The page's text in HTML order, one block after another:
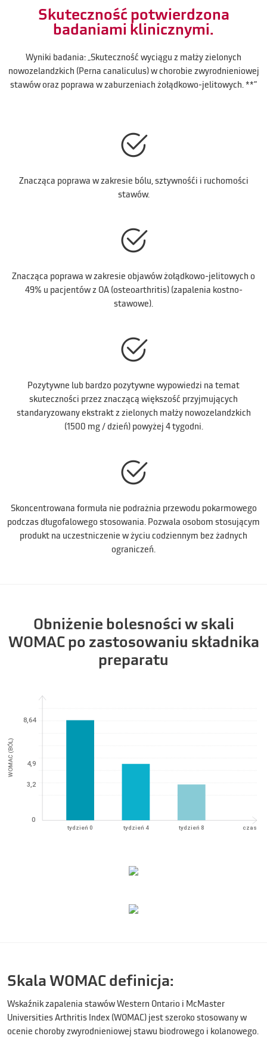
Skuteczność potwierdzona
badaniami klinicznymi.
Wyniki badania: „Skuteczność wyciągu z małży zielonych
nowozelandzkich (Perna canaliculus) w chorobie zwyrodnieniowej
stawów oraz poprawa w zaburzeniach żołądkowo-jelitowych. **”
Znacząca poprawa w zakresie bólu, sztywnośći i ruchomości
stawów.
Znacząca poprawa w zakresie objawów żołądkowo-jelitowych o
49% u pacjentów z OA (osteoarthritis) (zapalenia kostno-
stawowe).
Pozytywne lub bardzo pozytywne wypowiedzi na temat
skuteczności przez znaczącą większość przyjmujących
standaryzowany ekstrakt z zielonych małży nowozelandzkich
(1500 mg / dzień) powyżej 4 tygodni.
Skoncentrowana formuła nie podrażnia przewodu pokarmowego
podczas długofalowego stosowania. Pozwala osobom stosującym
produkt na uczestniczenie w życiu codziennym bez żadnych
ograniczeń.
Obniżenie bolesności w skali
WOMAC po zastosowaniu składnika
preparatu
Skala WOMAC definicja:
Wskaźnik zapalenia stawów Western Ontario i McMaster
Universities Arthritis Index (WOMAC) jest szeroko stosowany w
ocenie choroby zwyrodnieniowej stawu biodrowego i kolanowego.